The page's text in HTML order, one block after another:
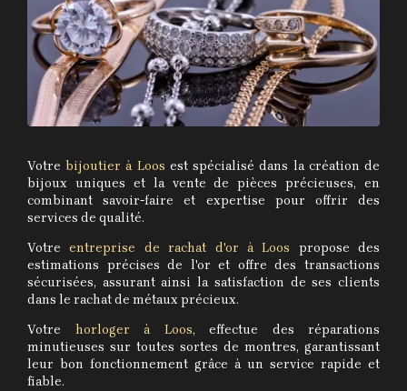
Votrebijoutier à Loos est spécialisé dans la création de
bijoux uniques et la vente de pièces précieuses, en
combinant savoir-faire et expertise pour offrir des
services de qualité.
Votreentreprise de rachat d'or à Loos propose des
estimations précises de l'or et offre des transactions
sécurisées, assurant ainsi la satisfaction de ses clients
dans le rachat de métaux précieux.
Votre horloger à Loos, effectue des réparations
minutieuses sur toutes sortes de montres, garantissant
leur bon fonctionnement grâce à un service rapide et
fiable.